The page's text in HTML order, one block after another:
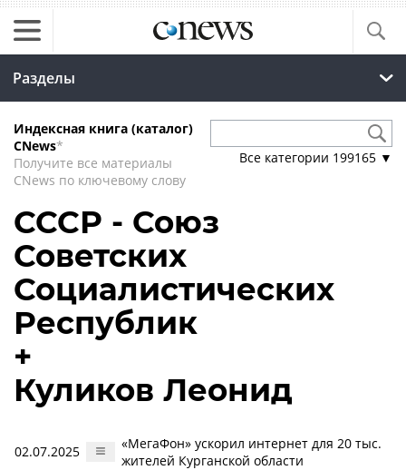
Разделы
Индексная книга (каталог)
CNews*
Получите все материалы
CNews по ключевому слову
Все категории 199165 ▼
СССР - Союз
Советских
Социалистических
Республик
+
Куликов Леонид
02.07.2025
«МегаФон» ускорил интернет для 20 тыс.
жителей Курганской области